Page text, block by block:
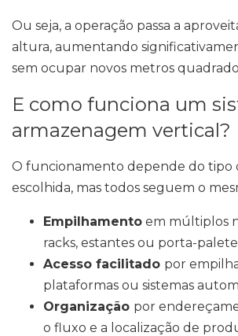
Ou seja, a operação passa a
altura, aumentando
sem ocupar novos metros
E como funciona um
armazenagem vertical?
O funcionamento depende do tipo
escolhida, mas todos seguem o
Empilhamento em múltiplos
racks, estantes ou porta-
Acesso facilitado por
plataformas ou sistemas
Organização por
o fluxo e a localização de